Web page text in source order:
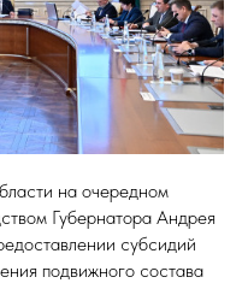
на очередном
Губернатора Андрея
субсидий
подвижного состава